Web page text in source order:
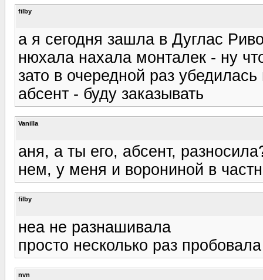
filby
а я сегодня зашла в Дуглас
нюхала нахала монталек - ну
зато в очередной раз
абсент - буду заказывать
Vanilla
аня, а ты его, абсент,
нем, у меня и ворониной в
filby
неа не разнашивала
просто несколько раз пробовала
nvn